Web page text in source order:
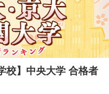
校】中央大学 合格者